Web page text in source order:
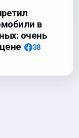
в
очень
38